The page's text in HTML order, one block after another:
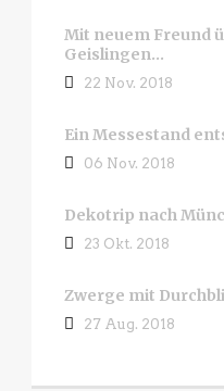
Mit neuem Freund
Geislingen…
22 Nov. 2018
Ein Messestand
06 Nov. 2018
Dekotrip nach
23 Okt. 2018
Zwerge mit
27 Aug. 2018